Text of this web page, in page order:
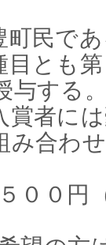
民であ
も第
与する
豪華
合わせ
０円